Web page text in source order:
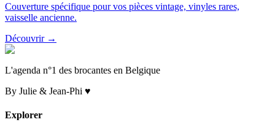
Couverture spécifique pour vos pièces vintage, vinyles rares,
vaisselle ancienne.
Découvrir →
L'agenda n°1 des brocantes en Belgique
By Julie & Jean-Phi ♥
Explorer